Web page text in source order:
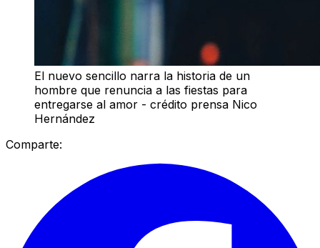
El nuevo sencillo narra la historia de un
hombre que renuncia a las fiestas para
entregarse al amor - crédito prensa Nico
Hernández
Comparte: